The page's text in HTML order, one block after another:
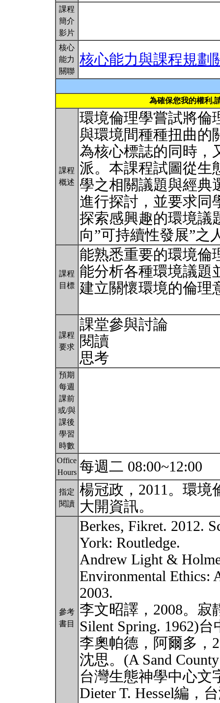
課程
簡介
影片
核心
能力
關聯
核心能力與課程規劃
為確保您我的權利,
課程
概述
環境倫理學嘗試將倫
與環境間種種扭曲的
為核心標誌的同時，
派。本課程試圖從生
學之相關議題與經典
進行探討，並要求同
探索感興趣的環境議
向”可持續性發展”
課程
目標
能熟悉重要的環境倫
能分析各種環境議題
建立關懷環境的倫理
課程
要求
課堂參與討論
閱讀
思考
預期
每週
課前
或/與
課後
學習
時數
Office
Hours 每週二 08:00~12:00
指定
閱讀
楊冠政，2011。環
大開資訊。
參考
書目
Berkes, Fikret. 2012.
York: Routledge.
Andrew Light &
Environmental Ethics:
2003.
李文昭譯，2008。寂
Silent Spring. 1962)
李奧帕德，阿爾多，
沈思。(A Sand
台灣生態神學中心文
Dieter T. Hessel編，